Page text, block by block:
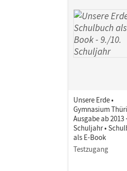
Mathesius-Wendt, Ute; Maroske,
Denny; Oehme, Ingmar; Stober,
Flath, Martina; Reif, Anne; Fischer,
Henriette; Hepp, Kerstin; Belling,
Unsere Erde •
Gymnasium
Ausgabe ab 2013
Schuljahr •
als E-Book
Testzugang